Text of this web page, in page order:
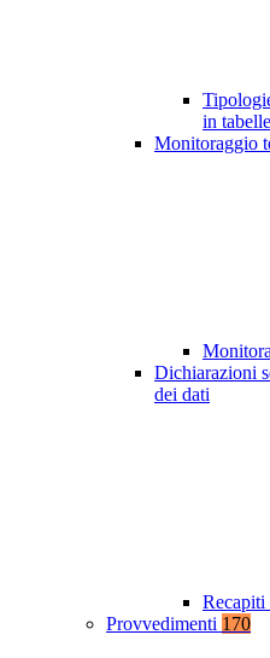
in
Monitoraggio
Dichiarazioni
dei dati
Recapiti
Provvedimenti 170